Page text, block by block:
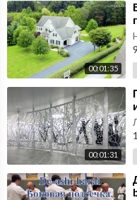
00:01:35
00:01:31